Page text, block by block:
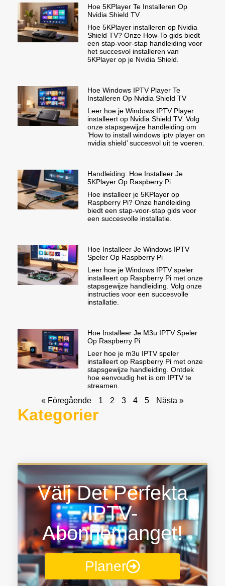
Hoe 5KPlayer Te Installeren Op
Nvidia Shield TV
Hoe 5KPlayer installeren op Nvidia
Shield TV? Onze How-To gids biedt
een stap-voor-stap handleiding voor
het succesvol installeren van
5KPlayer op je Nvidia Shield.
Hoe Windows IPTV Player Te
Installeren Op Nvidia Shield TV
Leer hoe je Windows IPTV Player
installeert op Nvidia Shield TV. Volg
onze stapsgewijze handleiding om
’How to install windows iptv player on
nvidia shield’ succesvol uit te voeren.
Handleiding: Hoe Installeer Je
5KPlayer Op Raspberry Pi
Hoe installeer je 5KPlayer op
Raspberry Pi? Onze handleiding
biedt een stap-voor-stap gids voor
een succesvolle installatie.
Hoe Installeer Je Windows IPTV
Speler Op Raspberry Pi
Leer hoe je Windows IPTV speler
installeert op Raspberry Pi met onze
stapsgewijze handleiding. Volg onze
instructies voor een succesvolle
installatie.
Hoe Installeer Je M3u IPTV Speler
Op Raspberry Pi
Leer hoe je m3u IPTV speler
installeert op Raspberry Pi met onze
stapsgewijze handleiding. Ontdek
hoe eenvoudig het is om IPTV te
streamen.
« Föregående 1 2 3 4 5 Nästa »
Kategorier
Välj Det Perfekta
IPTV-
Abonnemanget!
Planer